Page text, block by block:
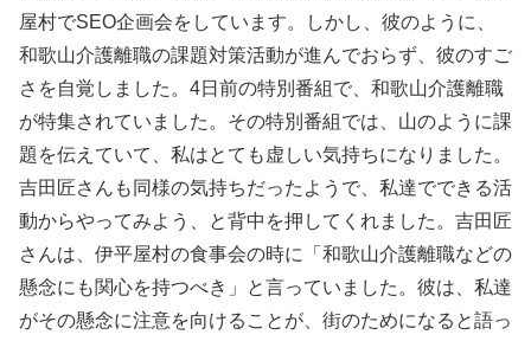
屋村でSEO企画会をしています。しかし、彼のように、
和歌山介護離職の課題対策活動が進んでおらず、彼のすご
さを自覚しました。4日前の特別番組で、和歌山介護離職
が特集されていました。その特別番組では、山のように課
題を伝えていて、私はとても虚しい気持ちになりました。
吉田匠さんも同様の気持ちだったようで、私達でできる活
動からやってみよう、と背中を押してくれました。吉田匠
さんは、伊平屋村の食事会の時に「和歌山介護離職などの
懸念にも関心を持つべき」と言っていました。彼は、私達
がその懸念に注意を向けることが、街のためになると語っ